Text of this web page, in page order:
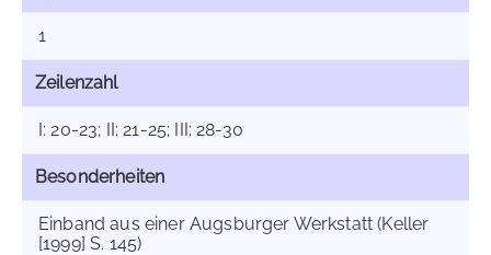
1
Zeilenzahl
I: 20-23; II: 21-25; III: 28-30
Besonderheiten
Einband aus einer Augsburger Werkstatt (Keller
[1999] S. 145)